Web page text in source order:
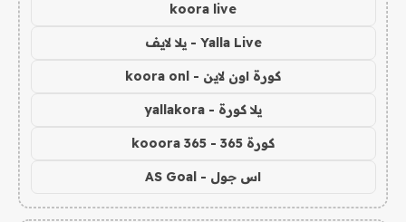
koora live
Yalla Live - يلا لايف
كورة اون لاين - koora onl
يلا كورة - yallakora
كورة 365 - kooora 365
اس جول - AS Goal